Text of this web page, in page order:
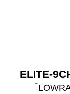
ELITE-
「